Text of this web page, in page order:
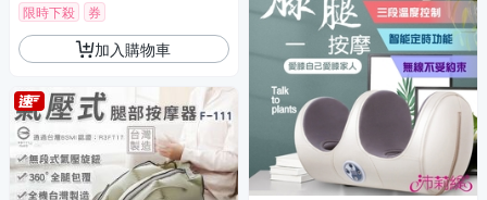
限時下殺
券
加入購物車